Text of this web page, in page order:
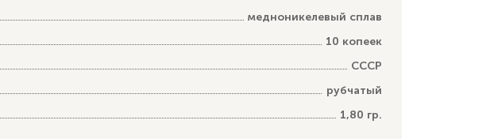
медноникелевый сплав
10 копеек
СССР
рубчатый
1,80 гр.